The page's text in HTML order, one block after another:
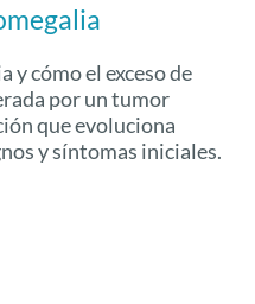
y cómo el exceso de
por un tumor
que evoluciona
y síntomas iniciales.